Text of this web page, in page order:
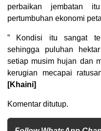
perbaikan jembatan
pertumbuhan ekonomi
” Kondisi itu sangat
sehingga puluhan
setiap musim hujan dan
kerugian mecapai
[Khaini]
Komentar ditutup.